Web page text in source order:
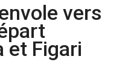
vers
et Figari